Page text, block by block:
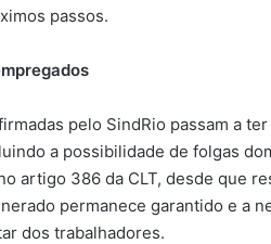
passos.
pelo SindRio passam a
a possibilidade de folgas
artigo 386 da CLT, desde que
permanece garantido e a
dos trabalhadores.